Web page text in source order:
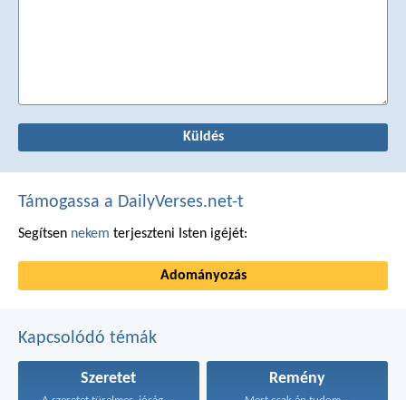
Támogassa a DailyVerses.net-t
Segítsen nekem terjeszteni Isten igéjét:
Adományozás
Kapcsolódó témák
Szeretet Remény